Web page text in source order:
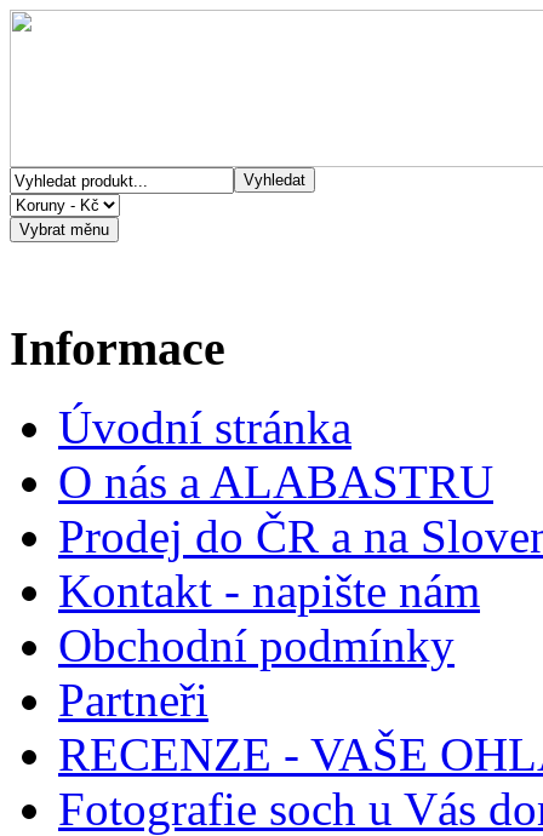
Informace
Úvodní stránka
O nás a ALABASTRU
Prodej do ČR a na
Kontakt - napište nám
Obchodní podmínky
Partneři
RECENZE - VAŠE
Fotografie soch u Vás